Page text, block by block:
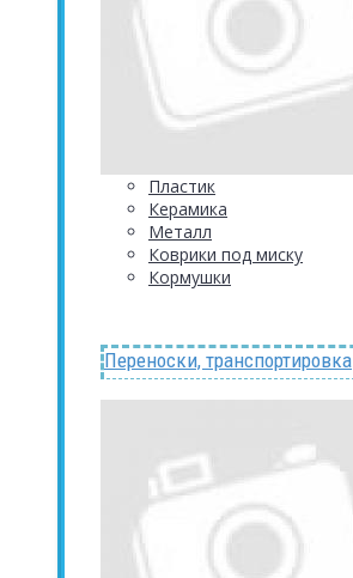
Пластик
Керамика
Металл
Коврики под миску
Кормушки
Переноски, транспортировка